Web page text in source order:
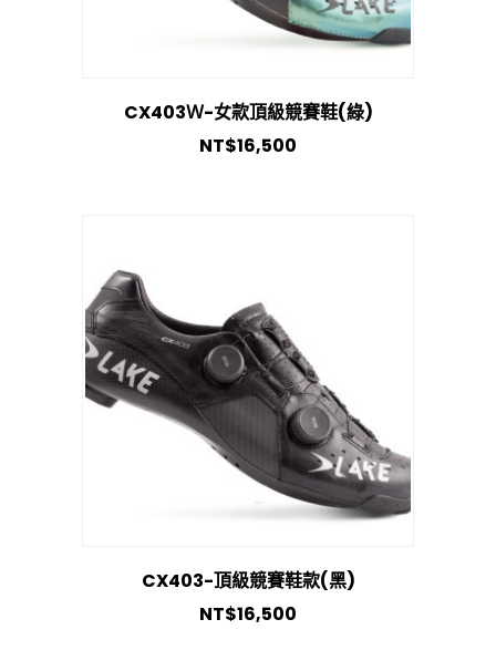
CX403Ｗ-女款頂級競賽鞋(綠)
NT$16,500
CX403-頂級競賽鞋款(黑)
NT$16,500